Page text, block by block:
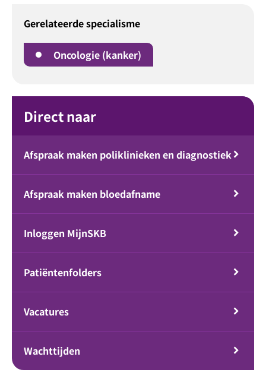
Gerelateerde specialisme
Oncologie (kanker)
Direct naar
Afspraak maken poliklinieken en diagnostiek
Afspraak maken bloedafname
Inloggen MijnSKB
Patiëntenfolders
Vacatures
Wachttijden